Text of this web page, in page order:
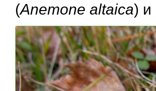
(Anemone altaica) и